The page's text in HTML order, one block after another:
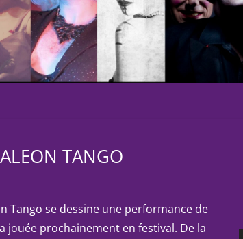
TANGO
Tango se dessine une performance de
jouée prochainement en festival. De la